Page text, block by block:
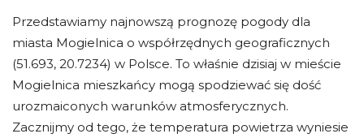
Przedstawiamy najnowszą prognozę pogody dla
miasta Mogielnica o współrzędnych geograficznych
(51.693, 20.7234) w Polsce. To właśnie dzisiaj w mieście
Mogielnica mieszkańcy mogą spodziewać się dość
urozmaiconych warunków atmosferycznych.
Zacznijmy od tego, że temperatura powietrza wyniesie